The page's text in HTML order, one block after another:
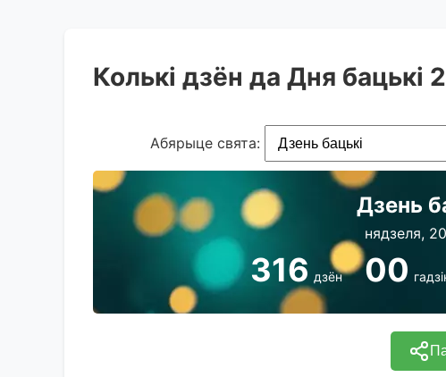
Колькі дзён да Дня бацькі
Абярыце свята:
Дзень
нядзеля,
316 дзён 00